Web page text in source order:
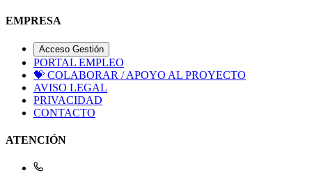
EMPRESA
Acceso Gestión
PORTAL EMPLEO
💝 COLABORAR / APOYO AL PROYECTO
AVISO LEGAL
PRIVACIDAD
CONTACTO
ATENCIÓN